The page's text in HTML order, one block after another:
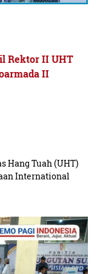
Rektor II UHT
II
Hang Tuah (UHT)
International